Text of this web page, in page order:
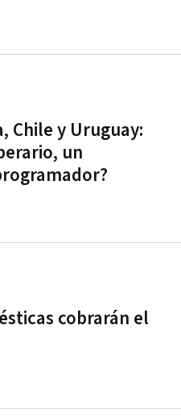
Chile y Uruguay:
un
cobrarán el